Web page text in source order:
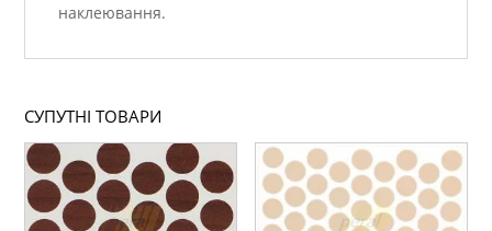
наклеювання.
СУПУТНІ ТОВАРИ